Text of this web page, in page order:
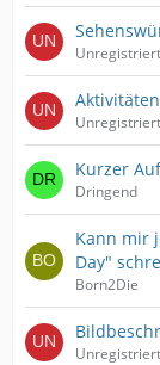
Unregistriert
Unregistriert
Kurzer
Dringend
Kann mir
Day"
Born2Die
Unregistriert